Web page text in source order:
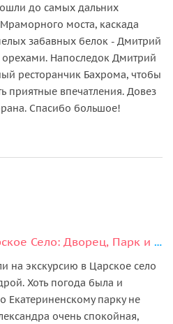
до самых дальних
моста, каскада
забавных белок - Дмитрий
орехами. Напоследок Дмитрий
ресторанчик Бахрома, чтобы
приятные впечатления. Довез
Спасибо большое!
Из Петербурга — в Царское Село: Дворец, Парк и Лицей
на экскурсию в Царское село
Хоть погода была и
Екатериненскому парку не
очень спокойная,